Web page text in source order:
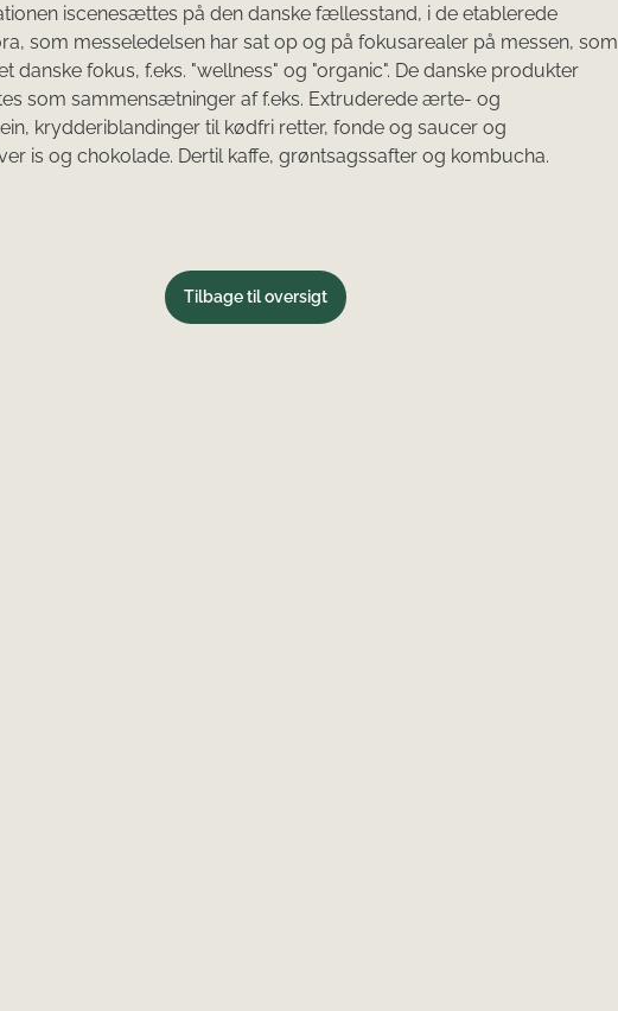
iscenesættes på den danske fællesstand, i de etablerede
som messeledelsen har sat op og på fokusarealer på messen, som
danske fokus, f.eks. "wellness" og "organic". De danske produkter
som sammensætninger af f.eks. Extruderede ærte- og
krydderiblandinger til kødfri retter, fonde og saucer og
is og chokolade. Dertil kaffe, grøntsagssafter og kombucha.
Tilbage til oversigt